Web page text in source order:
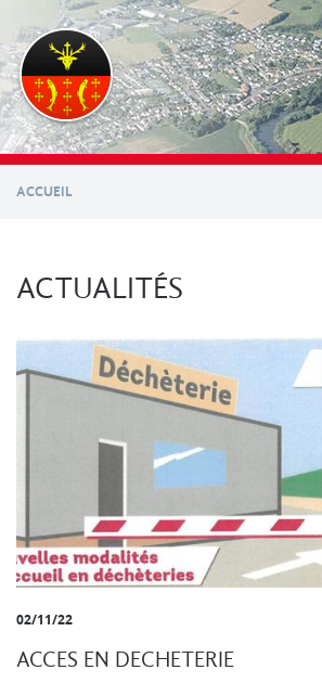
contenu
principal
ACCUEIL
ACTUALITÉS
02/11/22
ACCES EN DECHETERIE